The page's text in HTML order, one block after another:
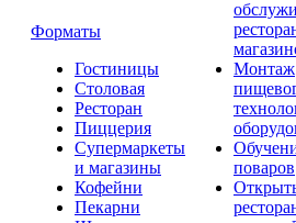
Форматы
Гостиницы
Столовая
Ресторан
Пиццерия
Супермаркеты
и магазины
Кофейни
Пекарни
Монтаж
поваров